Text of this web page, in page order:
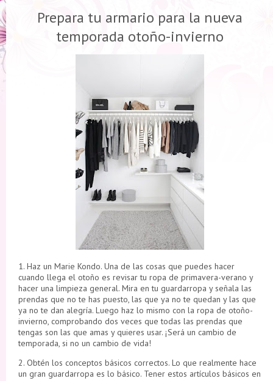
Prepara tu armario para la nueva
temporada otoño-invierno
1. Haz un Marie Kondo. Una de las cosas que puedes hacer
cuando llega el otoño es revisar tu ropa de primavera-verano y
hacer una limpieza general. Mira en tu guardarropa y señala las
prendas que no te has puesto, las que ya no te quedan y las que
ya no te dan alegría. Luego haz lo mismo con la ropa de otoño-
invierno, comprobando dos veces que todas las prendas que
tengas son las que amas y quieres usar. ¡Será un cambio de
temporada, si no un cambio de vida!
2. Obtén los conceptos básicos correctos. Lo que realmente hace
un gran guardarropa es lo básico. Tener estos artículos básicos en